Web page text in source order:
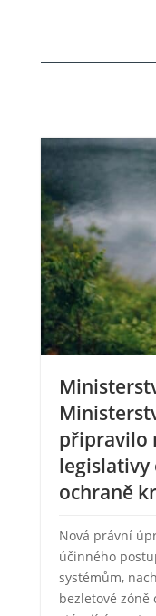
připravilo
ochraně
Nová právní
účinného
systémům,
bezletové